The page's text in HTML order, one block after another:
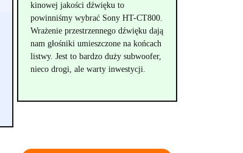
kinowej jakości dźwięku to
powinniśmy wybrać Sony HT-CT800.
Wrażenie przestrzennego dźwięku dają
nam głośniki umieszczone na końcach
listwy. Jest to bardzo duży subwoofer,
nieco drogi, ale warty inwestycji.